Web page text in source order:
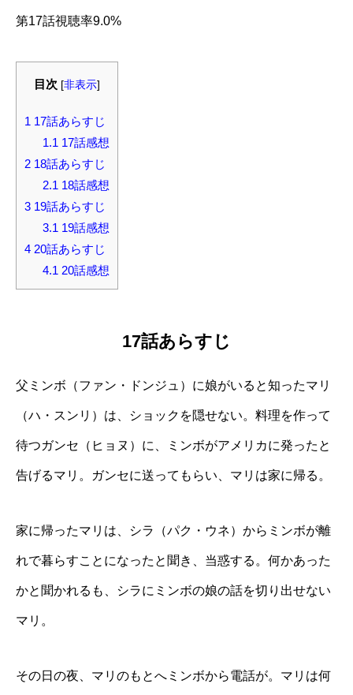
第17話視聴率9.0%
目次 [非表示]
1 17話あらすじ
1.1 17話感想
2 18話あらすじ
2.1 18話感想
3 19話あらすじ
3.1 19話感想
4 20話あらすじ
4.1 20話感想
17話あらすじ
父ミンボ（ファン・ドンジュ）に娘がいると知ったマリ
（ハ・スンリ）は、ショックを隠せない。料理を作って
待つガンセ（ヒョヌ）に、ミンボがアメリカに発ったと
告げるマリ。ガンセに送ってもらい、マリは家に帰る。
家に帰ったマリは、シラ（パク・ウネ）からミンボが離
れで暮らすことになったと聞き、当惑する。何かあった
かと聞かれるも、シラにミンボの娘の話を切り出せない
マリ。
その日の夜、マリのもとへミンボから電話が。マリは何